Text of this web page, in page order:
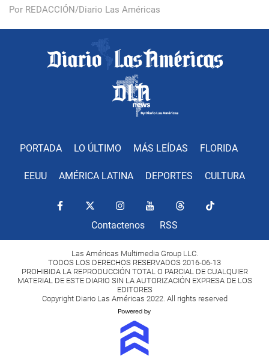
Por REDACCIÓN/Diario Las Américas
PORTADA LO ÚLTIMO MÁS LEÍDAS FLORIDA
EEUU AMÉRICA LATINA DEPORTES CULTURA
Contactenos RSS
Las Américas Multimedia Group LLC.
TODOS LOS DERECHOS RESERVADOS 2016-06-13
PROHIBIDA LA REPRODUCCIÓN TOTAL O PARCIAL DE CUALQUIER
MATERIAL DE ESTE DIARIO SIN LA AUTORIZACIÓN EXPRESA DE LOS
EDITORES
Copyright Diario Las Américas 2022. All rights reserved